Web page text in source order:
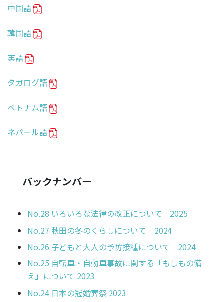
中国語
韓国語
英語
タガログ語
ベトナム語
ネパール語
バックナンバー
No.28 いろいろな法律の改正について 2025
No.27 秋田の冬のくらしについて 2024
No.26 子どもと大人の予防接種について 2024
No.25 自転車・自動車事故に関する「もしもの備
え」について 2023
No.24 日本の冠婚葬祭 2023